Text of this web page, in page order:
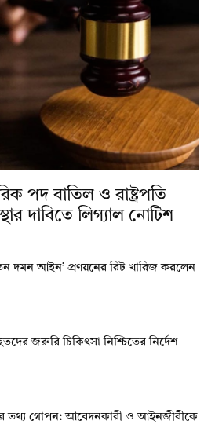
পদ বাতিল ও রাষ্ট্রপতি
দাবিতে লিগ্যাল নোটিশ
দমন আইন’ প্রণয়নের রিট খারিজ করলেন
জরুরি চিকিৎসা নিশ্চিতের নির্দেশ
তথ্য গোপন: আবেদনকারী ও আইনজীবীকে